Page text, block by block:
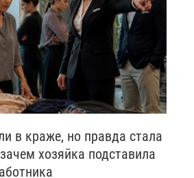
в краже, но правда стала
хозяйка подставила